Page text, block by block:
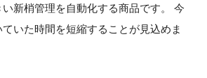
新梢管理を自動化する商品です。 今
いた時間を短縮することが見込めま